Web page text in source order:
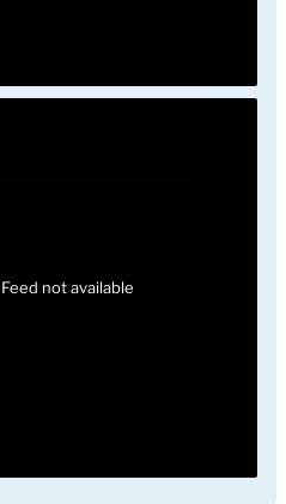
Feed not available